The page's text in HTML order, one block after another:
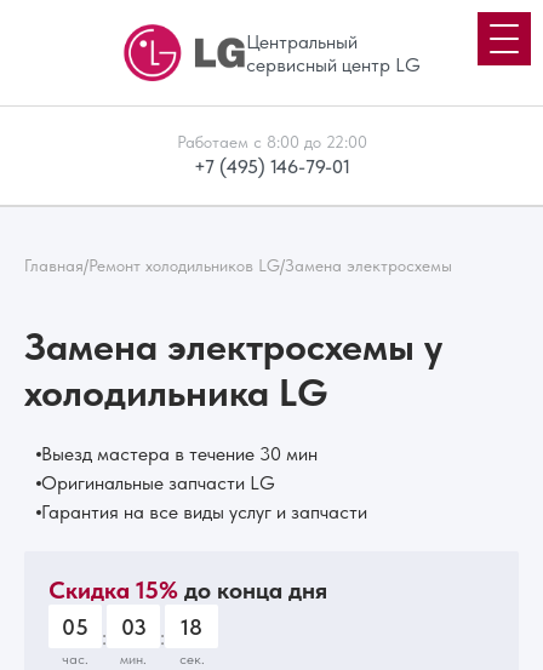
Центральный
сервисный центр LG
Работаем с 8:00 до 22:00
+7 (495) 146-79-01
Главная/Ремонт холодильников LG/Замена электросхемы
Замена электросхемы у
холодильника LG
Выезд мастера в течение 30 мин
Оригинальные запчасти LG
Гарантия на все виды услуг и запчасти
Скидка 15% до конца дня
05
час.
: 03
мин.
: 17
сек.